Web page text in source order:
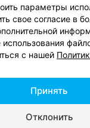
по вопросам
руководителю
настройки
персональных
Лаб», УНП 191700409,
| 220012,
параметры
свое согласие в
с нашей
Отклонить
Принять